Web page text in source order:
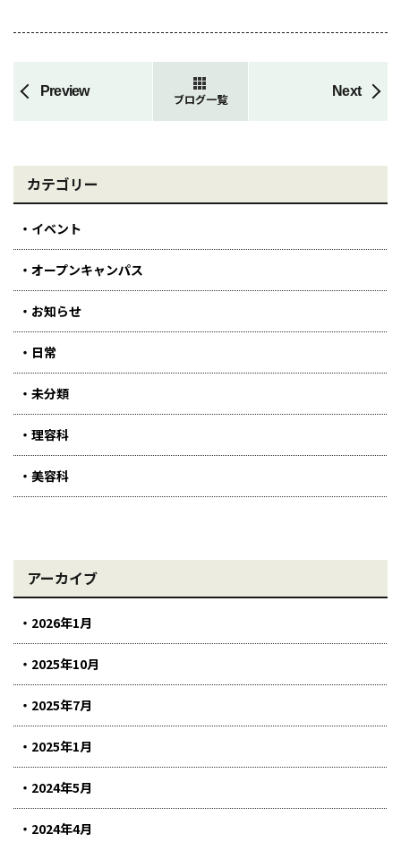
Preview
ブログ一覧
Next
カテゴリー
イベント
オープンキャンパス
お知らせ
日常
未分類
理容科
美容科
アーカイブ
2026年1月
2025年10月
2025年7月
2025年1月
2024年5月
2024年4月